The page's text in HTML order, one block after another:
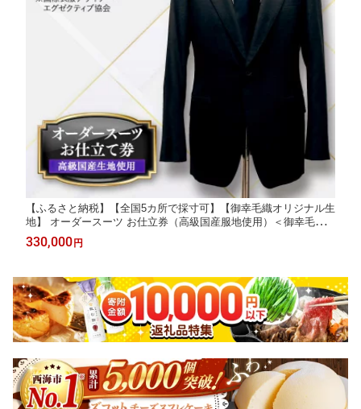
【ふるさと納税】【全国5カ所で採寸可】【御幸毛織オリジナル生
地】 オーダースーツ お仕立券（高級国産服地使用）＜御幸毛織
＞[CAN004] スーツ チケット スーツ オーダーメイド 厳選服地 メ
ンズスーツ 贈答 ギフト 北海道 札幌 東京 日本橋 大阪 神奈川 横
330,000 円